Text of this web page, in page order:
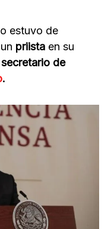
estuvo de
priista en su
de
.